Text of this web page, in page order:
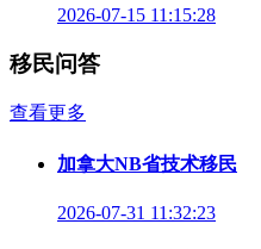
2026-07-15 11:15:28
移民问答
查看更多
加拿大NB省技术移民
2026-07-31 11:32:23